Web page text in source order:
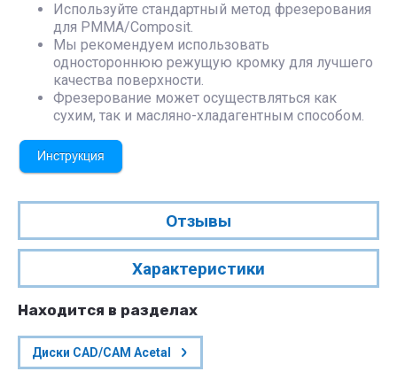
Используйте стандартный метод фрезерования
для PMMA/Composit.
Мы рекомендуем использовать
одностороннюю режущую кромку для лучшего
качества поверхности.
Фрезерование может осуществляться как
сухим, так и масляно-хладагентным способом.
Отзывы
Характеристики
Находится в разделах
Диски CAD/CAM Acetal